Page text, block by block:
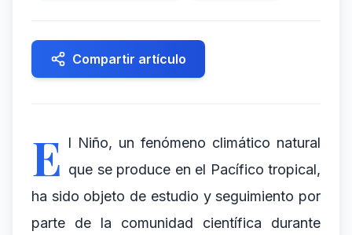
Compartir artículo
E l Niño, un fenómeno climático natural
que se produce en el Pacífico tropical,
ha sido objeto de estudio y seguimiento por
parte de la comunidad científica durante